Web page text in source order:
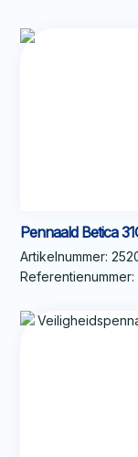
Pennaald Betica
Artikelnummer:
Referentienummer: